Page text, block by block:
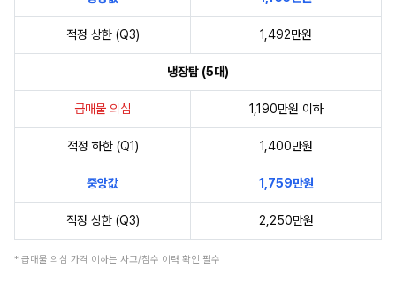
적정 상한 (Q3) 1,492만원
냉장탑 (5대)
급매물 의심 1,190만원 이하
적정 하한 (Q1) 1,400만원
중앙값 1,759만원
적정 상한 (Q3) 2,250만원
* 급매물 의심 가격 이하는 사고/침수 이력 확인 필수